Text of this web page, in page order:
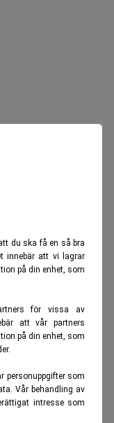
du ska få en så bra
innebär att vi lagrar
på din enhet, som
för vissa av
att vår partners
på din enhet, som
personuppgifter som
Vår behandling av
intresse som